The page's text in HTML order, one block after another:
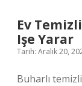
Ev
Işe Yarar
Tarih: Aralık 20,
Buharlı